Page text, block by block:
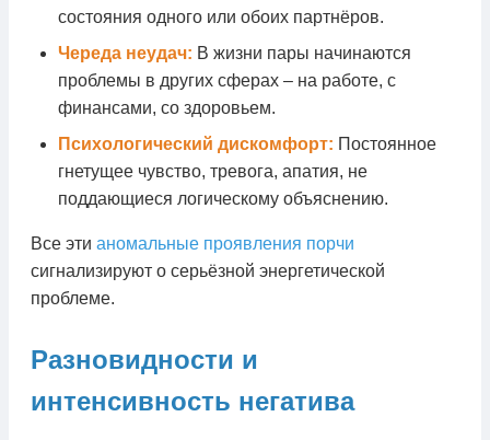
состояния одного или обоих партнёров.
Череда неудач: В жизни пары начинаются
проблемы в других сферах – на работе, с
финансами, со здоровьем.
Психологический дискомфорт: Постоянное
гнетущее чувство, тревога, апатия, не
поддающиеся логическому объяснению.
Все эти аномальные проявления порчи
сигнализируют о серьёзной энергетической
проблеме.
Разновидности и
интенсивность негатива